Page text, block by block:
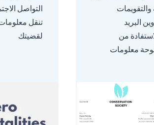
والتقويمات
البريد
من
معلومات
التواصل
تنقل
لقضيتك